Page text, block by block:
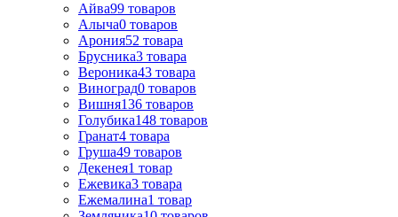
Айва99 товаров
Алыча0 товаров
Арония52 товара
Брусника3 товара
Вероника43 товара
Виноград0 товаров
Вишня136 товаров
Голубика148 товаров
Гранат4 товара
Груша49 товаров
Декенея1 товар
Ежевика3 товара
Ежемалина1 товар